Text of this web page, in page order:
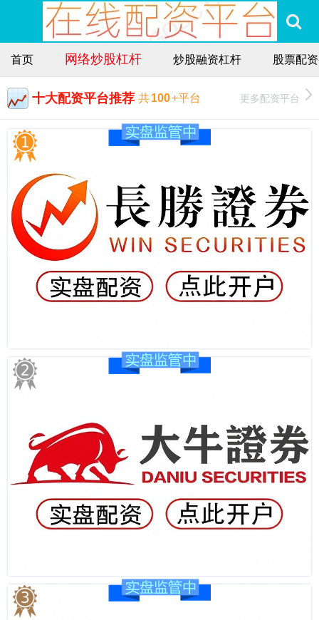
首页 网络炒股杠杆 炒股融资杠杆 股票配
十大配资平台推荐 共100+平台 更多配资平台